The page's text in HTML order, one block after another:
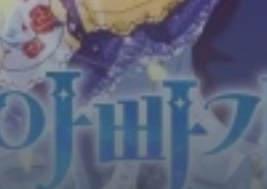
Shoujo
Đam Mỹ
Historical
Seinen
Sci-Fi
#Sủng Ngọt